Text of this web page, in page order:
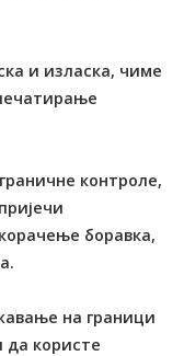
и изласка, чиме
контроле,
боравка,
на граници
да користе